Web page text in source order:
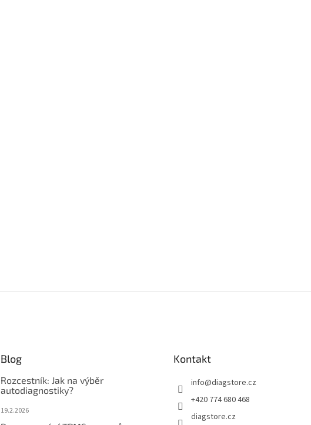
Blog
Rozcestník: Jak na výběr
autodiagnostiky?
19.2.2026
Kontakt
info@diagstore.cz
+420 774 680 468
diagstore.cz